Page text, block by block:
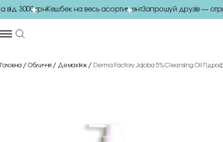
3000 грнКешбек на весь асортиментЗапрошуй друзів —
Головна Обличчя Демакіяж Derma Factory Jojoba 5% Cleansing Oil